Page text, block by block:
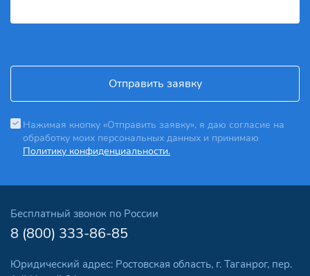
Отправить заявку
Нажимая кнопку «Отправить заявку», я даю согласие на
обработку моих персональных данных и принимаю
Политику конфиденциальности.
Бесплатный звонок по России
8 (800) 333-86-85
Юридический адрес: Ростовская область, г. Таганрог, пер.